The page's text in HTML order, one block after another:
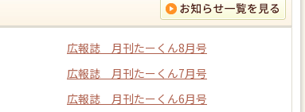
広報誌 月刊たーくん8月号
広報誌 月刊たーくん7月号
広報誌 月刊たーくん6月号